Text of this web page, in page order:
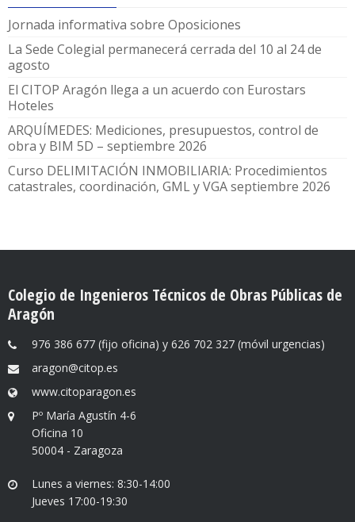
Jornada informativa sobre Oposiciones
La Sede Colegial permanecerá cerrada del 10 al 24 de
agosto
El CITOP Aragón llega a un acuerdo con Eurostars
Hoteles
ARQUÍMEDES: Mediciones, presupuestos, control de
obra y BIM 5D – septiembre 2026
Curso DELIMITACIÓN INMOBILIARIA: Procedimientos
catastrales, coordinación, GML y VGA septiembre 2026
Colegio de Ingenieros Técnicos de Obras Públicas de
Aragón
976 386 677 (fijo oficina) y 626 702 327 (móvil urgencias)
aragon@citop.es
www.citoparagon.es
Pº María Agustín 4-6
Oficina 10
50004 - Zaragoza
Lunes a viernes: 8:30-14:00
Jueves 17:00-19:30